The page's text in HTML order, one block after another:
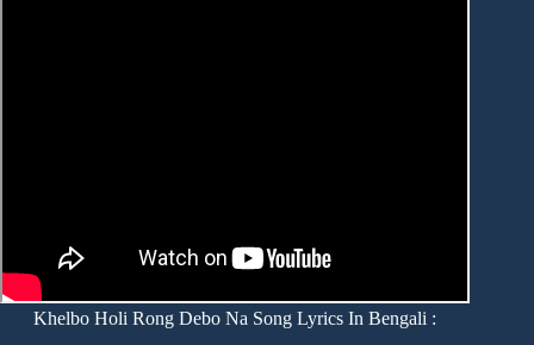
Khelbo Holi Rong Debo Na Song Lyrics In Bengali :